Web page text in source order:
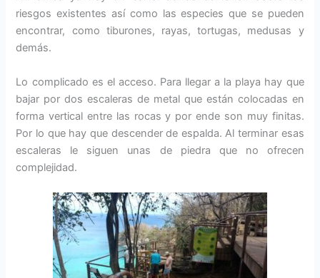
riesgos existentes así como las especies que se pueden
encontrar, como tiburones, rayas, tortugas, medusas y
demás.
Lo complicado es el acceso. Para llegar a la playa hay que
bajar por dos escaleras de metal que están colocadas en
forma vertical entre las rocas y por ende son muy finitas.
Por lo que hay que descender de espalda. Al terminar esas
escaleras le siguen unas de piedra que no ofrecen
complejidad.